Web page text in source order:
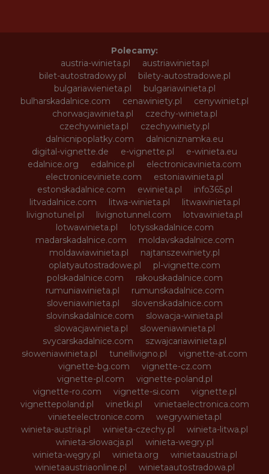
Polecamy:
austria-winieta.pl
austriawinieta.pl
bilet-autostradowy.pl
bilety-autostradowe.pl
bulgariawienieta.pl
bulgariawinieta.pl
bulharskadalnice.com
cenawiniety.pl
cenywiniet.pl
chorwacjawinieta.pl
czechy-winieta.pl
czechywinieta.pl
czechywiniety.pl
dalnicnipoplatky.com
dalnicniznamka.eu
digital-vignette.de
e-vignette.pl
e-winieta.eu
edalnice.org
edalnice.pl
electronicavinieta.com
electroniceviniete.com
estoniawinieta.pl
estonskadalnice.com
ewinieta.pl
info365.pl
litvadalnice.com
litwa-winieta.pl
litwawinieta.pl
livignotunel.pl
livignotunnel.com
lotvawinieta.pl
lotwawinieta.pl
lotysskadalnice.com
madarskadalnice.com
moldavskadalnice.com
moldawiawinieta.pl
najtanszewiniety.pl
oplatyautostradowe.pl
pl-vignette.com
polskadalnice.com
rakouskadalnice.com
rumuniawinieta.pl
rumunskadalnice.com
sloveniawinieta.pl
slovenskadalnice.com
slovinskadalnice.com
slowacja-winieta.pl
slowacjawinieta.pl
sloweniawinieta.pl
svycarskadalnice.com
szwajcariawinieta.pl
słoweniawinieta.pl
tunellivigno.pl
vignette-at.com
vignette-bg.com
vignette-cz.com
vignette-pl.com
vignette-poland.pl
vignette-ro.com
vignette-si.com
vignette.pl
vignettepoland.pl
vinetki.pl
vinietaelectronica.com
vinieteelectronice.com
wegrywinieta.pl
winieta-austria.pl
winieta-czechy.pl
winieta-litwa.pl
winieta-słowacja.pl
winieta-wegry.pl
winieta-węgry.pl
winieta.org
winietaaustria.pl
winietaaustriaonline.pl
winietaautostradowa.pl